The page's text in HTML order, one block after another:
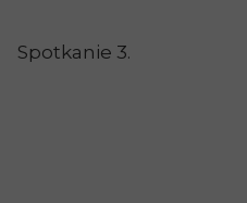
Spotkanie 3.